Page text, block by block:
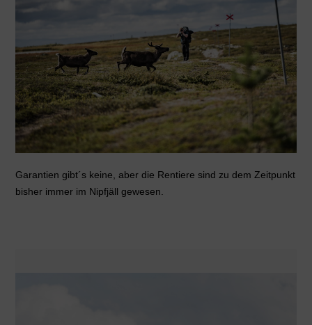
Garantien gibt´s keine, aber die Rentiere sind zu dem Zeitpunkt
bisher immer im Nipfjäll gewesen.